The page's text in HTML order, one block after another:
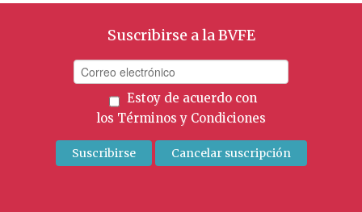
Suscribirse a la BVFE
Estoy de acuerdo con
los Términos y Condiciones